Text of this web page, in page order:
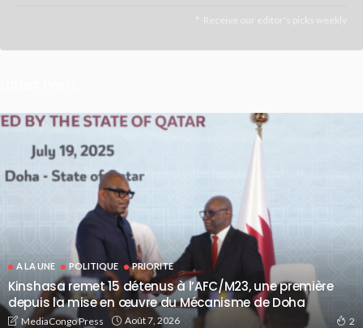
Receive our editor's picks weekly
A LA UNE POLITIQUE PRIORITE
Kinshasa remet 15 détenus à l’AFC/M23, une première
depuis la mise en œuvre du Mécanisme de Doha
MediaCongo Press Août 7, 2026 2